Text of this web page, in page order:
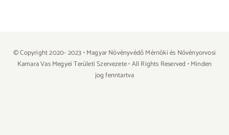
© Copyright 2020- 2023 • Magyar Növényvédő Mérnöki és Növényorvosi
Kamara Vas Megyei Területi Szervezete • All Rights Reserved • Minden
jog fenntartva